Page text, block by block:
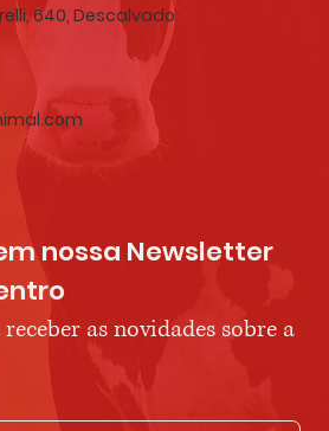
640, Descalvado
nossa Newsletter
as novidades sobre a